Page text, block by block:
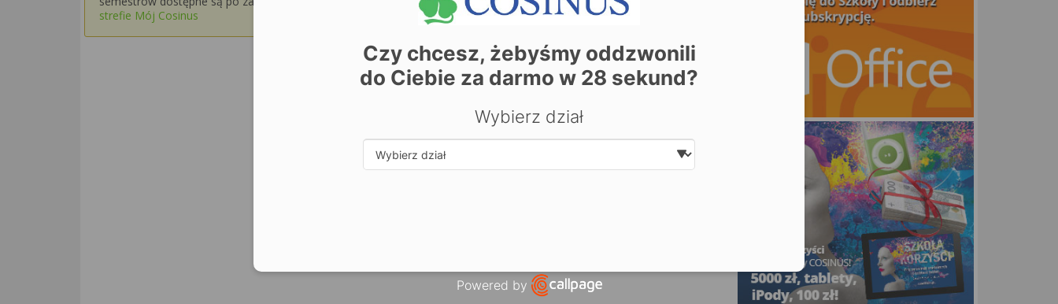
strefie Mój Cosinus
Leaflet| © OpenStreetMapcontributors
Czy chcesz, żebyśmy oddzwonili
do Ciebie za darmo w 28 sekund?
Wybierz dział
Powered by